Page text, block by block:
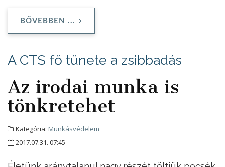
BŐVEBBEN ...
A CTS fő tünete a zsibbadás
Az irodai munka is
tönkretehet
Kategória: Munkásvédelem
2017.07.31. 07:45